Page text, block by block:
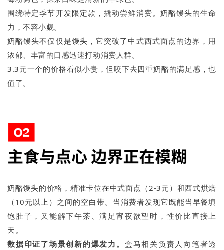
围绕特定季节开发限定款，撬动尝鲜消费。奶酪馒头的生命
力，不容小觑。
奶酪馒头不仅仅是馒头，它突破了中式西式面点的边界，用
浓郁、丰富的口感迅速打动消费人群。
3.3元一个的价格看似小贵，但咬下去四重奶酪的满足感，也
值了。
奶酪馒头的价格，精准卡位在中式面点（2-3元）和西式烘焙
（10元以上）之间的空白带。当消费者发现它既能当早餐填
饱肚子，又能解下午茶、满足宵夜欲望时，性价比直接上
天。
数据印证了场景创新的爆发力。 盒马相关负责人向笔者透